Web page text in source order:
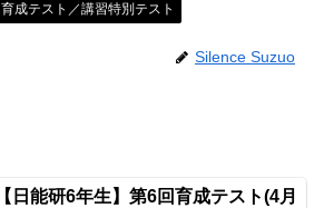
育成テスト／講習特別テスト
Silence Suzuo
【日能研6年生】第6回育成テスト(4月